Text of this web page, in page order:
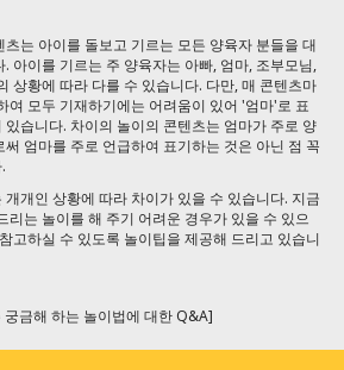
는 아이를 돌보고 기르는 모든 양육자 분들을 대
아이를 기르는 주 양육자는 아빠, 엄마, 조부모님,
상황에 따라 다를 수 있습니다. 다만, 매 콘텐츠마
여 모두 기재하기에는 어려움이 있어 '엄마'로 표
습니다. 차이의 놀이의 콘텐츠는 엄마가 주로 양
엄마를 주로 언급하여 표기하는 것은 아닌 점 꼭
개인 상황에 따라 차이가 있을 수 있습니다. 지금
리는 놀이를 해 주기 어려운 경우가 있을 수 있으
고하실 수 있도록 놀이팁을 제공해 드리고 있습니
금해 하는 놀이법에 대한 Q&A]